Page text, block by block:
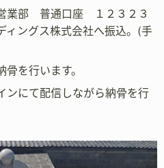
業部 普通口座 １２３２３
ングス株式会社へ振込。(手
を行います。
ンにて配信しながら納骨を行